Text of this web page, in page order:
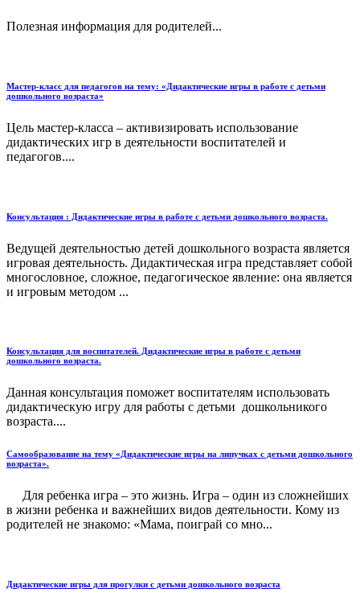
Полезная информация для родителей...
Мастер-класс для педагогов на тему: «Дидактические игры в работе с детьми
дошкольного возраста»
Цель мастер-класса – активизировать использование
дидактических игр в деятельности воспитателей и
педагогов....
Консультация : Дидактические игры в работе с детьми дошкольного возраста.
Ведущей деятельностью детей дошкольного возраста является
игровая деятельность. Дидактическая игра представляет собой
многословное, сложное, педагогическое явление: она является
и игровым методом ...
Консультация для воспитателей. Дидактические игры в работе с детьми
дошкольного возраста.
Данная консультация поможет воспитателям использовать
дидактическую игру для работы с детьми дошкольникого
возраста....
Самообразование на тему «Дидактические игры на липучках с детьми дошкольного
возраста».
Для ребенка игра – это жизнь. Игра – один из сложнейших
в жизни ребенка и важнейших видов деятельности. Кому из
родителей не знакомо: «Мама, поиграй со мно...
Дидактические игры для прогулки с детьми дошкольного возраста